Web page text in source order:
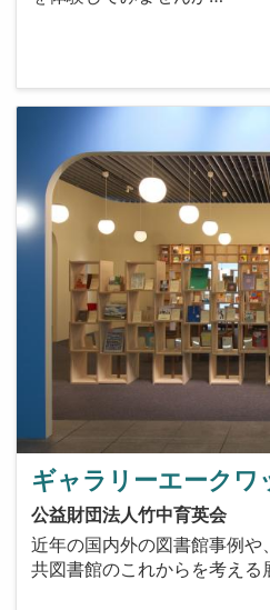
ギャラリーエークワ
公益財団法人竹中育英会
近年の国内外の図書館事例や
共図書館のこれからを考え